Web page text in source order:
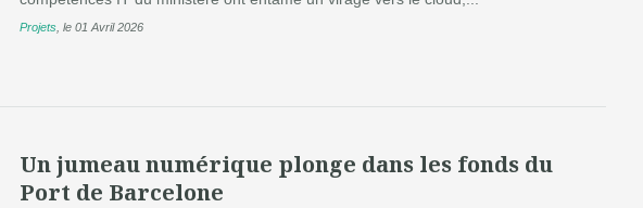
Projets le 01 Avril 2026
Un jumeau numérique plonge dans les fonds du
Port de Barcelone